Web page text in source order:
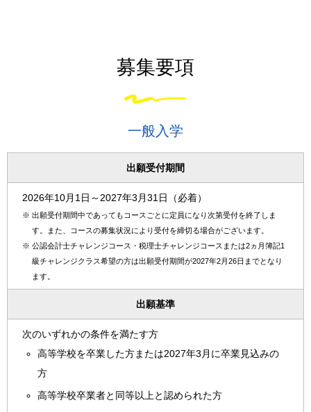
募集要項
一般入学
出願受付期間
2026年10月1日～2027年3月31日（必着）
※ 出願受付期間中であってもコースごとに定員になり次第受付を終了しま
す。また、コースの募集状況により受付を締切る場合がございます。
※ 公認会計士チャレンジコース・税理士チャレンジコースまたは2ヵ月簿記1
級チャレンジクラス希望の方は出願受付期間が2027年2月26日までとなり
ます。
出願基準
次のいずれかの条件を満たす方
高等学校を卒業した方または2027年3月に卒業見込みの
方
高等学校卒業者と同等以上と認められた方